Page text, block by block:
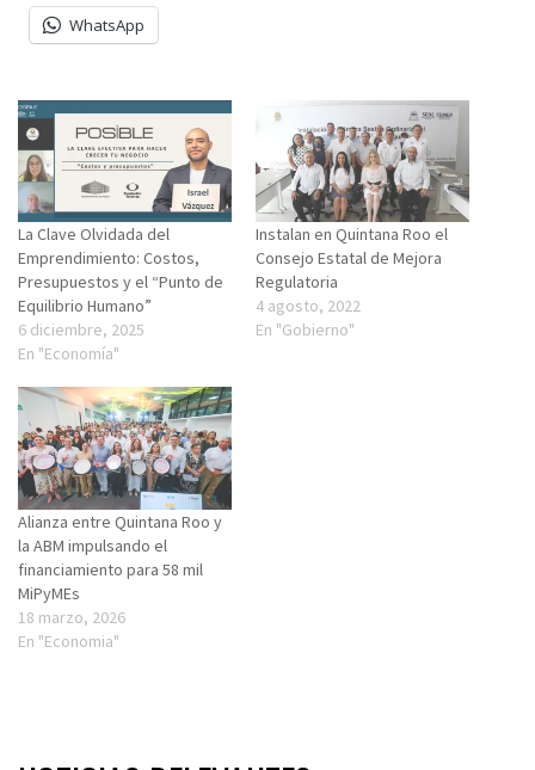
WhatsApp
La Clave Olvidada del
Emprendimiento: Costos,
Presupuestos y el “Punto de
Equilibrio Humano”
6 diciembre, 2025
En "Economía"
Instalan en Quintana Roo el
Consejo Estatal de Mejora
Regulatoria
4 agosto, 2022
En "Gobierno"
Alianza entre Quintana Roo y
la ABM impulsando el
financiamiento para 58 mil
MiPyMEs
18 marzo, 2026
En "Economia"